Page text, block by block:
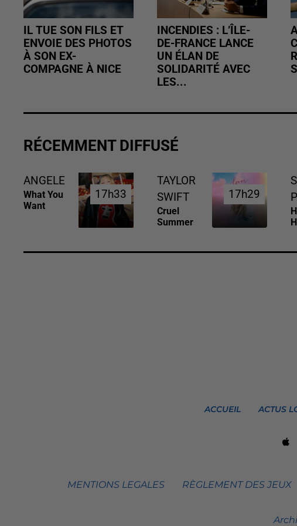
IL TUE SON FILS ET
ENVOIE DES PHOTOS
À SON EX-
COMPAGNE À NICE
INCENDIES : L’ÎLE-
DE-FRANCE LANCE
UN ÉLAN DE
SOLIDARITÉ AVEC
LES...
RÉCEMMENT DIFFUSÉ
ANGELE
What You
Want
17h33
17h33
TAYLOR
SWIFT
Cruel
Summer
17h29
17h29
ACCUEIL ACTUS
MENTIONS LEGALES RÈGLEMENT DES JEUX